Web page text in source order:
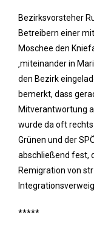
Bezirksvorsteher
Betreibern einer
Moschee den
‚miteinander in
den Bezirk
bemerkt, dass
Mitverantwortung
wurde da oft
Grünen und der
abschließend fest,
Remigration von
*****